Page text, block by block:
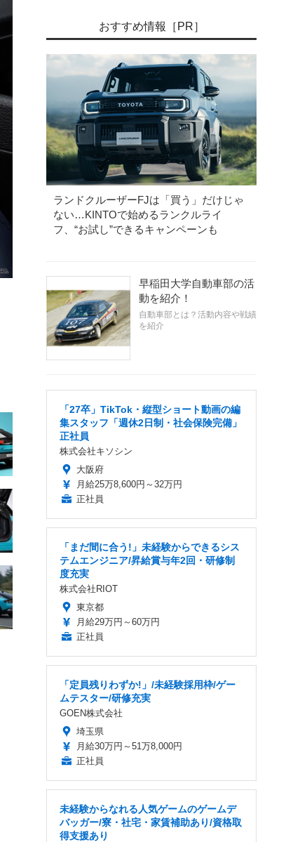
《photo by Nissan》 日産 リーフ 新型
おすすめ情報［PR］
ランドクルーザーFJは「買う」だけじゃ
ない…KINTOで始めるランクルライ
フ、“お試し”できるキャンペーンも
早稲田大学自動車部の活
動を紹介！
自動車部とは？活動内容や戦績
を紹介
「27卒」TikTok・縦型ショート動画の編
集スタッフ「週休2日制・社会保険完備」
正社員
株式会社キソシン
大阪府
月給25万8,600円～32万円
正社員
「まだ間に合う!」未経験からできるシス
テムエンジニア/昇給賞与年2回・研修制
度充実
株式会社RIOT
東京都
月給29万円～60万円
正社員
「定員残りわずか!」/未経験採用枠/ゲー
ムテスター/研修充実
GOEN株式会社
埼玉県
月給30万円～51万8,000円
正社員
未経験からなれる人気ゲームのゲームデ
バッガー/寮・社宅・家賃補助あり/資格取
得支援あり